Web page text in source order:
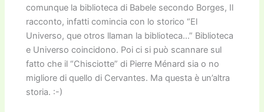
comunque la biblioteca di Babele secondo Borges, Il
racconto, infatti comincia con lo storico “El
Universo, que otros llaman la biblioteca…” Biblioteca
e Universo coincidono. Poi ci si può scannare sul
fatto che il “Chisciotte” di Pierre Ménard sia o no
migliore di quello di Cervantes. Ma questa è un’altra
storia. :-)